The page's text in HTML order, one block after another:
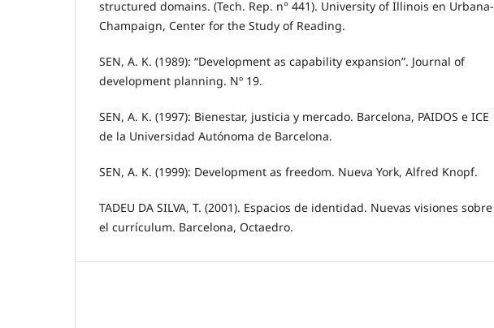
structured domains. (Tech. Rep. n° 441). University of Illinois en Urbana-
Champaign, Center for the Study of Reading.
SEN, A. K. (1989): “Development as capability expansion”. Journal of
development planning. Nº 19.
SEN, A. K. (1997): Bienestar, justicia y mercado. Barcelona, PAIDOS e ICE
de la Universidad Autónoma de Barcelona.
SEN, A. K. (1999): Development as freedom. Nueva York, Alfred Knopf.
TADEU DA SILVA, T. (2001). Espacios de identidad. Nuevas visiones sobre
el currículum. Barcelona, Octaedro.